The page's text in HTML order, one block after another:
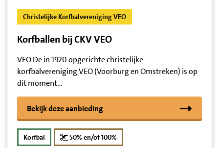
Christelijke Korfbalvereniging VEO
Korfballen bij CKV VEO
VEO De in 1920 opgerichte christelijke
korfbalvereniging VEO (Voorburg en Omstreken) is op
dit moment…
Bekijk deze aanbieding
Korfbal 50% en/of 100%